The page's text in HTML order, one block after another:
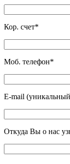
Кор. счет*
Моб. телефон*
E-mail
Откуда Вы о нас